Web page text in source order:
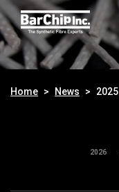
Home News 2025
2026